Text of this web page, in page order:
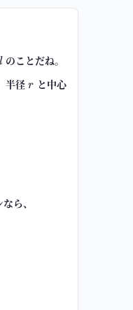
l
l のことだね。
半径r
r と中心
ら、